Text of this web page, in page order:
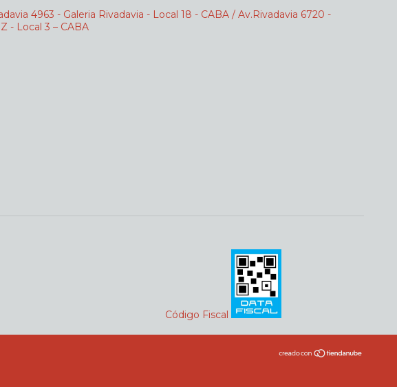
4963 - Galeria Rivadavia - Local 18 - CABA / Av.Rivadavia 6720 -
- Local 3 – CABA
Código Fiscal